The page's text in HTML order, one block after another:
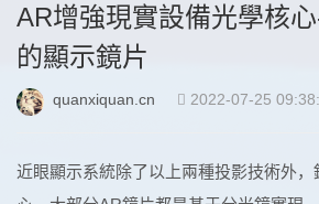
AR增強現實設備光學核
的顯示鏡片
quanxiquan.cn 2022-07-25
近眼顯示系統除了以上兩種投影技術外